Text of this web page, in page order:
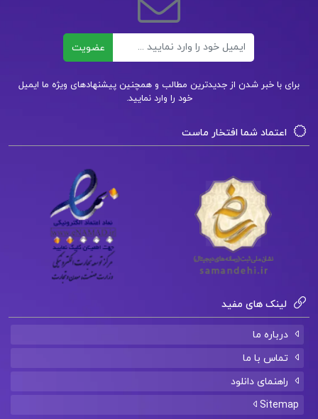
عضویت
برای با خبر شدن از جدیدترین مطالب و همچنین پیشنهادهای ویژه ما ایمیل
خود را وارد نمایید.
اعتماد شما افتخار ماست
لینک های مفید
درباره ما
تماس با ما
راهنمای دانلود
Sitemap